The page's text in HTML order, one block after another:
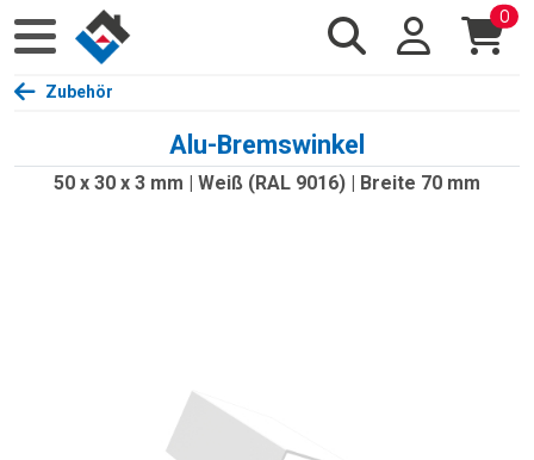
0
Zubehör
Alu-Bremswinkel
50 x 30 x 3 mm | Weiß (RAL 9016) | Breite 70 mm